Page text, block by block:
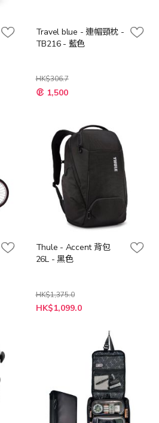
Travel blue - 連帽頸枕 -
TB216 - 藍色
HK$306.7
特
殊 1,500
Thule - Accent 背包
26L - 黑色
HK$1,375.0
特
殊
HK$1,099.0